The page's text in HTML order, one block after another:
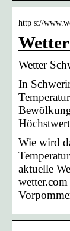
http s://
Wetter
In
Wie wird
aktuelle